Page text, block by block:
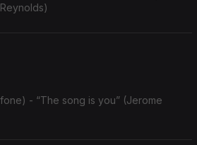
- “The song is you” (Jerome